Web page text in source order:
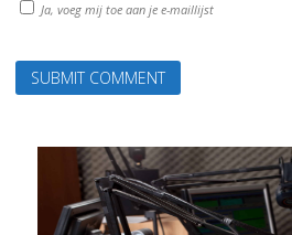
Ja, voeg mij toe aan je e-maillijst